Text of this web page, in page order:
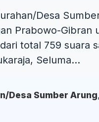
Desa
Prabowo-Gibran
total 759 suara
Seluma...
Desa Sumber Arung